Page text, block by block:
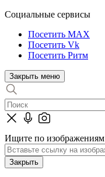
Социальные сервисы
Посетить MAX
Посетить Vk
Посетить Ритм
Закрыть меню
Ищите по изображениям
Закрыть